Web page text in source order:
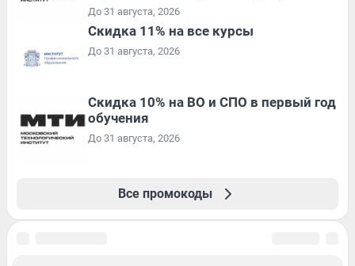
До 31 августа, 2026
Скидка 11% на все курсы
До 31 августа, 2026
Скидка 10% на ВО и СПО в первый год
обучения
До 31 августа, 2026
Все промокоды